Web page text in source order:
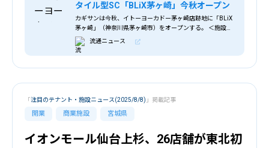
タイル型SC「BLiX茅ヶ崎」今秋オープン
カギサンは今秋、イトーヨーカドー茅ヶ崎店跡地に「BLiX
茅ヶ崎」（神奈川県茅ヶ崎市）をオープンする。 ＜施設イ
メージ＞ 建物のフルリニューアルを計画しており、ほぼ全
フロア専門店街のショッピングセンター
流通ニュース
開業 商業施設 宮城県
「注目のテナント・施設ニュース(2025/8/8) 」掲載記事
イオンモール仙台上杉、26店舗が東北初